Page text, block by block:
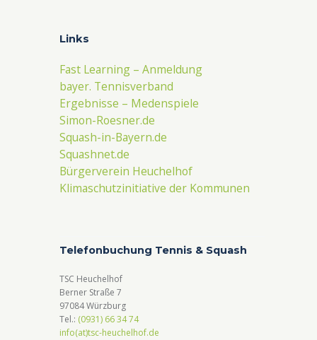
Links
Fast Learning – Anmeldung
bayer. Tennisverband
Ergebnisse – Medenspiele
Simon-Roesner.de
Squash-in-Bayern.de
Squashnet.de
Bürgerverein Heuchelhof
Klimaschutzinitiative der Kommunen
Telefonbuchung Tennis & Squash
TSC Heuchelhof
Berner Straße 7
97084 Würzburg
Tel.: (0931) 66 34 74
info(at)tsc-heuchelhof.de